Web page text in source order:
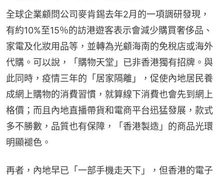
全球企業顧問公司麥肯錫去年2月的一項調研發現，
有約10%至15％的訪港遊客表示會減少購買奢侈品、
家電及化妝用品等，並轉為光顧海南的免稅店或海外
代購。可以說，「購物天堂」已非香港獨有招牌。與
此同時，疫情三年的「居家隔離」，促使內地居民養
成網上購物的消費習慣，就算線下消費也會先到網上
格價；而且內地直播帶貨和電商平台迅猛發展，款式
多不勝數，品質也有保障，「香港製造」的商品光環
明顯褪色。
再者，內地早已「一部手機走天下」，但香港的電子